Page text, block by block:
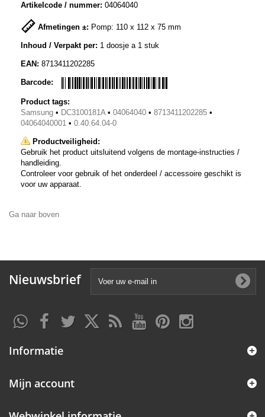
Artikelcode / nummer: 04064040
Afmetingen ±: Pomp: 110 x 112 x 75 mm
Inhoud / Verpakt per: 1 doosje a 1 stuk
EAN: 8713411202285
Barcode:
Product tags:
Samsung • DC3100181A • 04064040 • 8713411202285 •
04064040001 • 0.40.64.04-0
Productveiligheid:
Gebruik het product uitsluitend volgens de montage-instructies /
handleiding.
Controleer voor gebruik of het onderdeel / accessoire geschikt is
voor uw apparaat.
Ga naar boven
Nieuwsbrief
Informatie
Mijn account